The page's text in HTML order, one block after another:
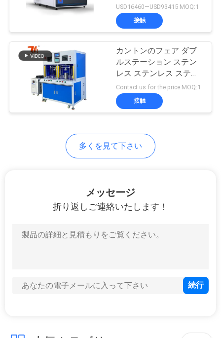
PRIVACY
POLICY宝石類レーザー機械
YAGレーザー溶接機
USD16460—USD93415 MOQ:1
接触
カントンのフェア ダブ
ルステーション ステン
レス ステンレス ステン
レス ステンレス ステン
レス ステンレス ステン
レス
Contact us for the price MOQ:1
接触
多くを見て下さい
メッセージ
折り返しご連絡いたします！